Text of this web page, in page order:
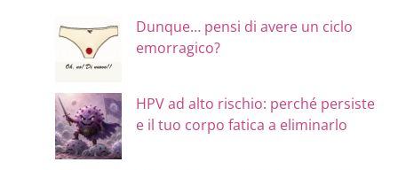
Dunque… pensi di avere un ciclo
emorragico?
HPV ad alto rischio: perché persiste
e il tuo corpo fatica a eliminarlo